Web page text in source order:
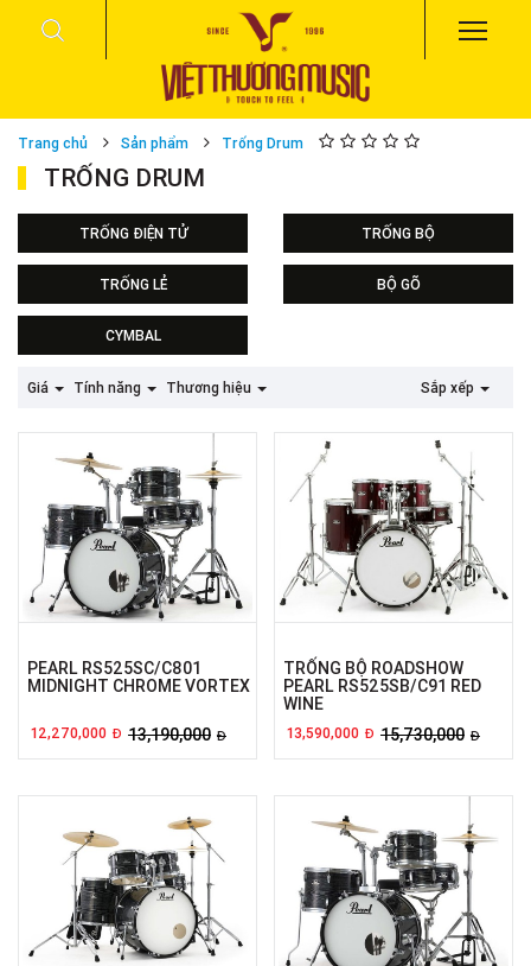
Trang chủ Sản phẩm Trống Drum
TRỐNG DRUM
TRỐNG ĐIỆN TỬ
ELECTRIC DRUMSET
TRỐNG BỘ
Trống Odery
TRỐNG LẺ BỘ GÕ
CYMBAL
SINGLE
Giá Tính năng Thương hiệu Sắp xếp
PEARL RS525SC/C801
MIDNIGHT CHROME VORTEX
12,270,000 Đ 13,190,000 Đ
TRỐNG BỘ ROADSHOW
PEARL RS525SB/C91 RED
WINE
13,590,000 Đ 15,730,000 Đ